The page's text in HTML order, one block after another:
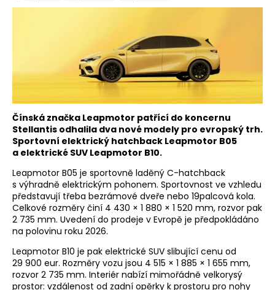
Čínská značka Leapmotor patřící do koncernu
Stellantis odhalila dva nové modely pro evropský trh.
Sportovní elektrický hatchback Leapmotor B05
a elektrické SUV Leapmotor B10.
Leapmotor B05 je sportovně laděný C-hatchback
s výhradně elektrickým pohonem. Sportovnost ve vzhledu
představují třeba bezrámové dveře nebo 19palcová kola.
Celkové rozměry činí 4 430 × 1 880 × 1 520 mm, rozvor pak
2 735 mm. Uvedení do prodeje v Evropě je předpokládáno
na polovinu roku 2026.
Leapmotor B10 je pak elektrické SUV slibující cenu od
29 900 eur. Rozměry vozu jsou 4 515 × 1 885 × 1 655 mm,
rozvor 2 735 mm. Interiér nabízí mimořádně velkorysý
prostor: vzdálenost od zadní opěrky k prostoru pro nohy